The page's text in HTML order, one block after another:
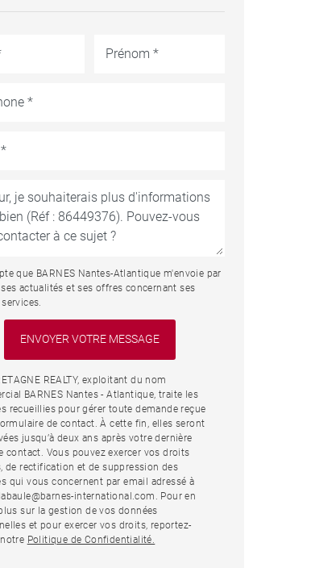
que BARNES Nantes-Atlantique m'envoie par
actualités et ses offres concernant ses
REALTY, exploitant du nom
BARNES Nantes - Atlantique, traite les
recueillies pour gérer toute demande reçue
de contact. À cette fin, elles seront
jusqu’à deux ans après votre dernière
contact. Vous pouvez exercer vos droits
de rectification et de suppression des
qui vous concernent par email adressé à
international.com. Pour en
sur la gestion de vos données
et pour exercer vos droits, reportez-
Politique de Confidentialité.